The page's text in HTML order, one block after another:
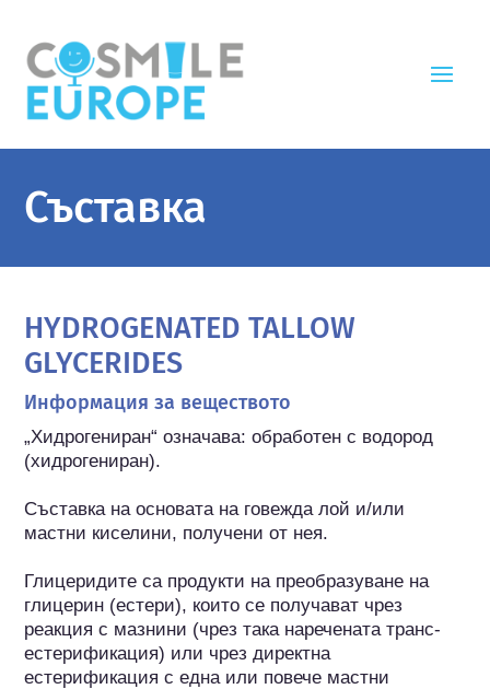
Съставка
HYDROGENATED TALLOW
GLYCERIDES
Информация за веществото
„Хидрогениран“ означава: обработен с водород
(хидрогениран).
Съставка на основата на говежда лой и/или
мастни киселини, получени от нея.
Глицеридите са продукти на преобразуване на
глицерин (естери), които се получават чрез
реакция с мазнини (чрез така наречената транс-
естерификация) или чрез директна
естерификация с една или повече мастни